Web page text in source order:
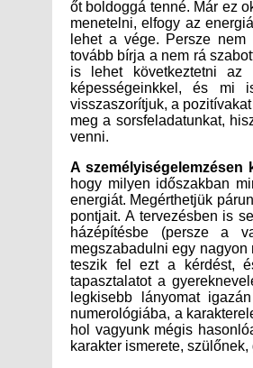
venni.
A személyiségelemzésen
megszabadulni egy
karakter ismerete,